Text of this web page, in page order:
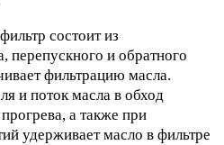
состоит из
перепускного и обратного
фильтрацию масла.
и поток масла в обход
а также при
удерживает масло в фильтре